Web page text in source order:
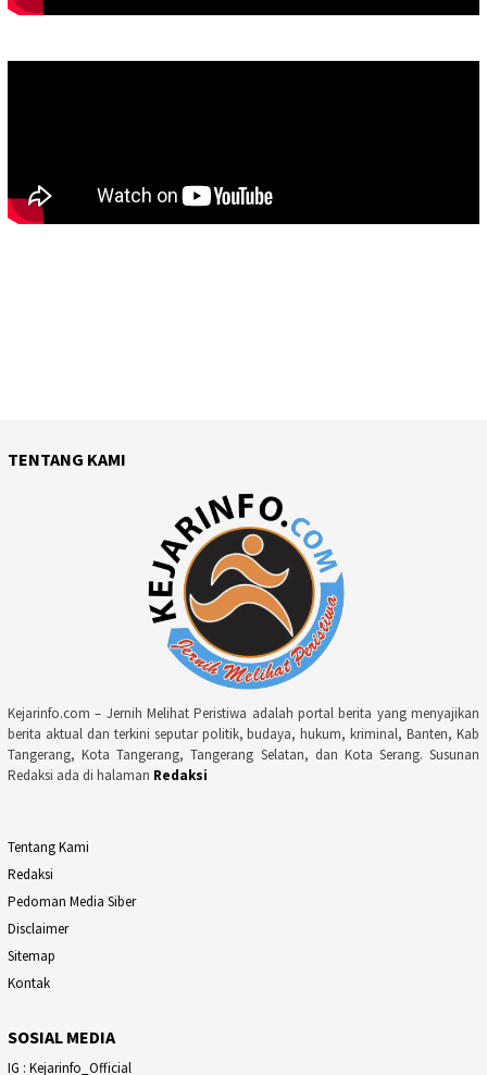
TENTANG KAMI
Kejarinfo.com – Jernih Melihat Peristiwa adalah portal berita yang menyajikan
berita aktual dan terkini seputar politik, budaya, hukum, kriminal, Banten, Kab
Tangerang, Kota Tangerang, Tangerang Selatan, dan Kota Serang. Susunan
Redaksi ada di halaman Redaksi
Tentang Kami
Redaksi
Pedoman Media Siber
Disclaimer
Sitemap
Kontak
SOSIAL MEDIA
IG : Kejarinfo_Official